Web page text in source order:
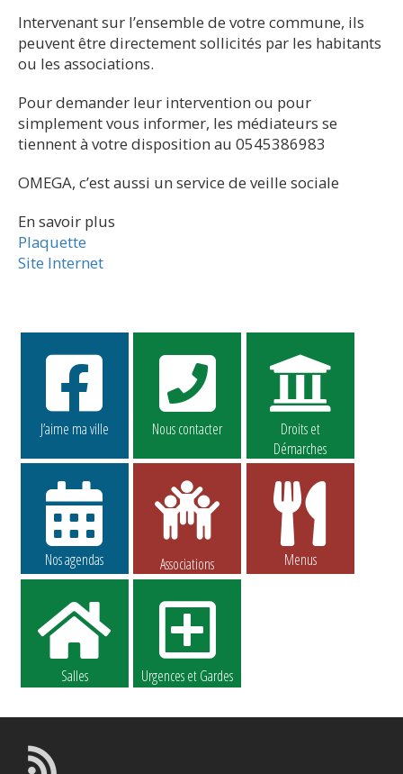
Intervenant sur l’ensemble de votre commune, ils
peuvent être directement sollicités par les habitants
ou les associations.
Pour demander leur intervention ou pour
simplement vous informer, les médiateurs se
tiennent à votre disposition au 0545386983
OMEGA, c’est aussi un service de veille sociale
En savoir plus
Plaquette
Site Internet
J’aime ma ville Nous contacter
Droits et
Démarches
Nos agendas Associations Menus
Salles Urgences et Gardes